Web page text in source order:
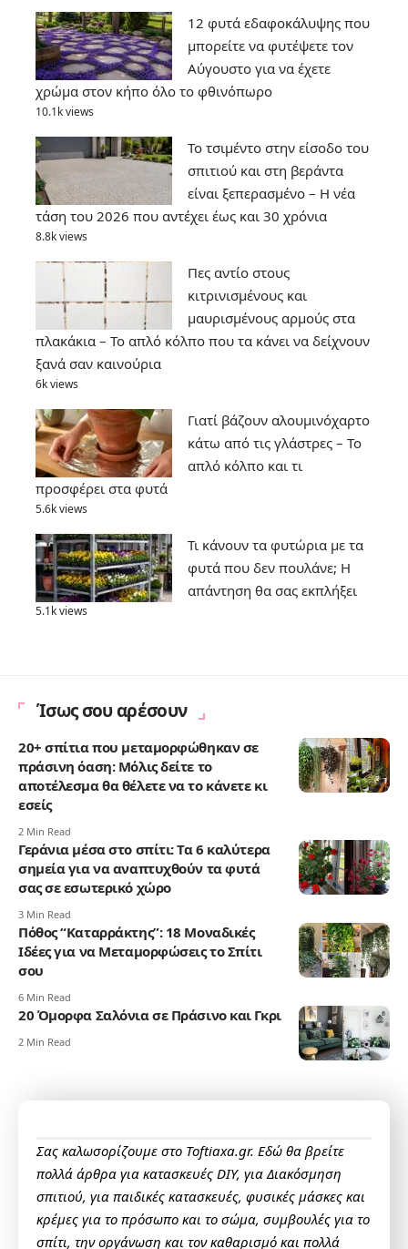
12 φυτά εδαφοκάλυψης που
μπορείτε να φυτέψετε τον
Αύγουστο για να έχετε
χρώμα στον κήπο όλο το φθινόπωρο
10.1k views
Το τσιμέντο στην είσοδο του
σπιτιού και στη βεράντα
είναι ξεπερασμένο – Η νέα
τάση του 2026 που αντέχει έως και 30 χρόνια
8.8k views
Πες αντίο στους
κιτρινισμένους και
μαυρισμένους αρμούς στα
πλακάκια – Το απλό κόλπο που τα κάνει να δείχνουν
ξανά σαν καινούρια
6k views
Γιατί βάζουν αλουμινόχαρτο
κάτω από τις γλάστρες – Το
απλό κόλπο και τι
προσφέρει στα φυτά
5.6k views
Τι κάνουν τα φυτώρια με τα
φυτά που δεν πουλάνε; Η
απάντηση θα σας εκπλήξει
5.1k views
Ίσως σου αρέσουν
20+ σπίτια που μεταμορφώθηκαν σε
πράσινη όαση: Μόλις δείτε το
αποτέλεσμα θα θέλετε να το κάνετε κι
εσείς
2 Min Read
Γεράνια μέσα στο σπίτι: Τα 6 καλύτερα
σημεία για να αναπτυχθούν τα φυτά
σας σε εσωτερικό χώρο
3 Min Read
Πόθος “Καταρράκτης”: 18 Μοναδικές
Ιδέες για να Μεταμορφώσεις το Σπίτι
σου
6 Min Read
20 Όμορφα Σαλόνια σε Πράσινο και Γκρι
2 Min Read
Σας καλωσορίζουμε στο Toftiaxa.gr. Εδώ θα βρείτε
πολλά άρθρα για κατασκευές DIY, για Διακόσμηση
σπιτιού, για παιδικές κατασκευές, φυσικές μάσκες και
κρέμες για το πρόσωπο και το σώμα, συμβουλές για το
σπίτι, την οργάνωση και τον καθαρισμό και πολλά